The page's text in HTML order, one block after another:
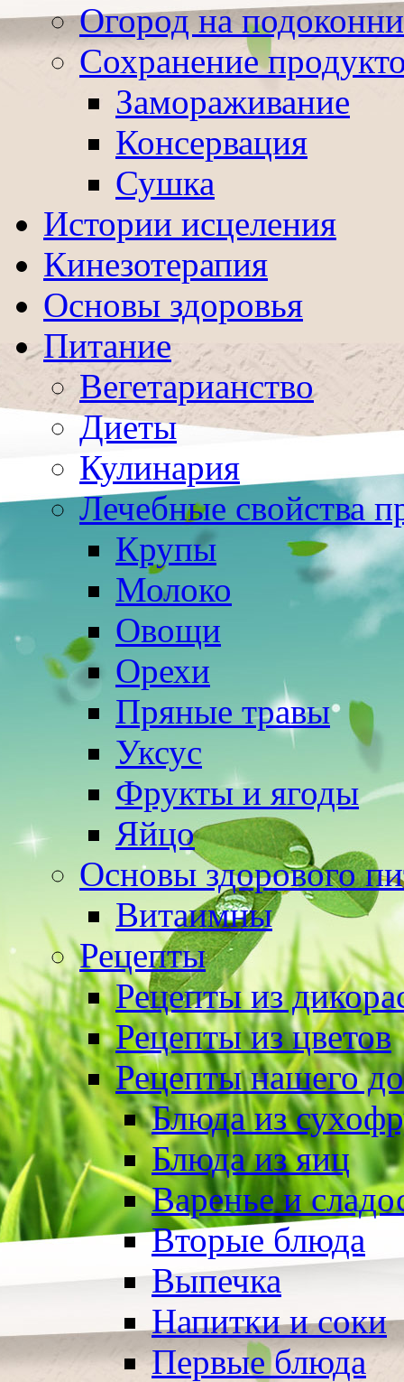
Огород на
Сохранение
Замораживание
Консервация
Сушка
Истории исцеления
Кинезотерапия
Основы здоровья
Питание
Вегетарианство
Диеты
Кулинария
Лечебные свойства
Крупы
Молоко
Овощи
Орехи
Пряные травы
Уксус
Фрукты и ягоды
Яйцо
Основы здорового
Витаимны
Рецепты
Рецепты из
Рецепты из цветов
Рецепты нашего
Блюда из
Блюда из яиц
Варенье и
Вторые блюда
Выпечка
Напитки и соки
Первые блюда